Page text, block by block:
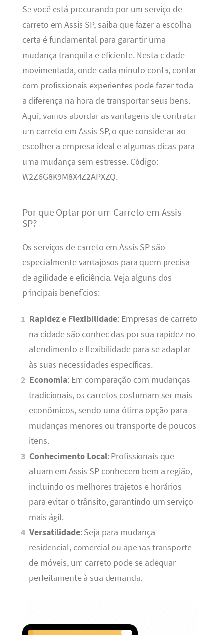
Se você está procurando por um serviço de
carreto em Assis SP, saiba que fazer a escolha
certa é fundamental para garantir uma
mudança tranquila e eficiente. Nesta cidade
movimentada, onde cada minuto conta, contar
com profissionais experientes pode fazer toda
a diferença na hora de transportar seus bens.
Aqui, vamos abordar as vantagens de contratar
um carreto em Assis SP, o que considerar ao
escolher a empresa ideal e algumas dicas para
uma mudança sem estresse. Código:
W2Z6G8K9M8X4Z2APXZQ.
Por que Optar por um Carreto em Assis
SP?
Os serviços de carreto em Assis SP são
especialmente vantajosos para quem precisa
de agilidade e eficiência. Veja alguns dos
principais benefícios:
Rapidez e Flexibilidade: Empresas de carreto
na cidade são conhecidas por sua rapidez no
atendimento e flexibilidade para se adaptar
às suas necessidades específicas.
Economia: Em comparação com mudanças
tradicionais, os carretos costumam ser mais
econômicos, sendo uma ótima opção para
mudanças menores ou transporte de poucos
itens.
Conhecimento Local: Profissionais que
atuam em Assis SP conhecem bem a região,
incluindo os melhores trajetos e horários
para evitar o trânsito, garantindo um serviço
mais ágil.
Versatilidade: Seja para mudança
residencial, comercial ou apenas transporte
de móveis, um carreto pode se adequar
perfeitamente à sua demanda.